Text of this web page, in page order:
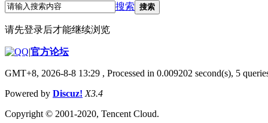
搜索 搜索
请先登录后才能继续浏览
|官方论坛
GMT+8, 2026-8-8 13:29 , Processed in 0.009202 second(s), 5
Powered by Discuz! X3.4
Copyright © 2001-2020, Tencent Cloud.